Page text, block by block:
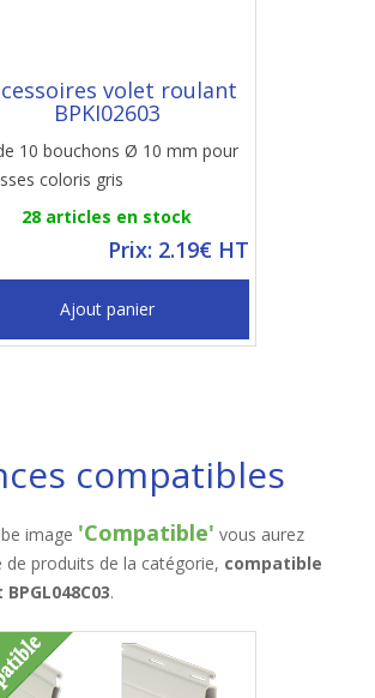
volet roulant
BPKI02603
10 bouchons Ø 10 mm pour
coloris gris
28 articles en stock
Prix: 2.19€ HT
Ajout panier
compatibles
image 'Compatible' vous aurez
de produits de la catégorie, compatible
.